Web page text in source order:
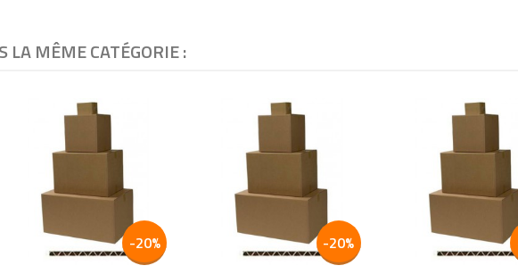
LA MÊME CATÉGORIE :
-20% -20%